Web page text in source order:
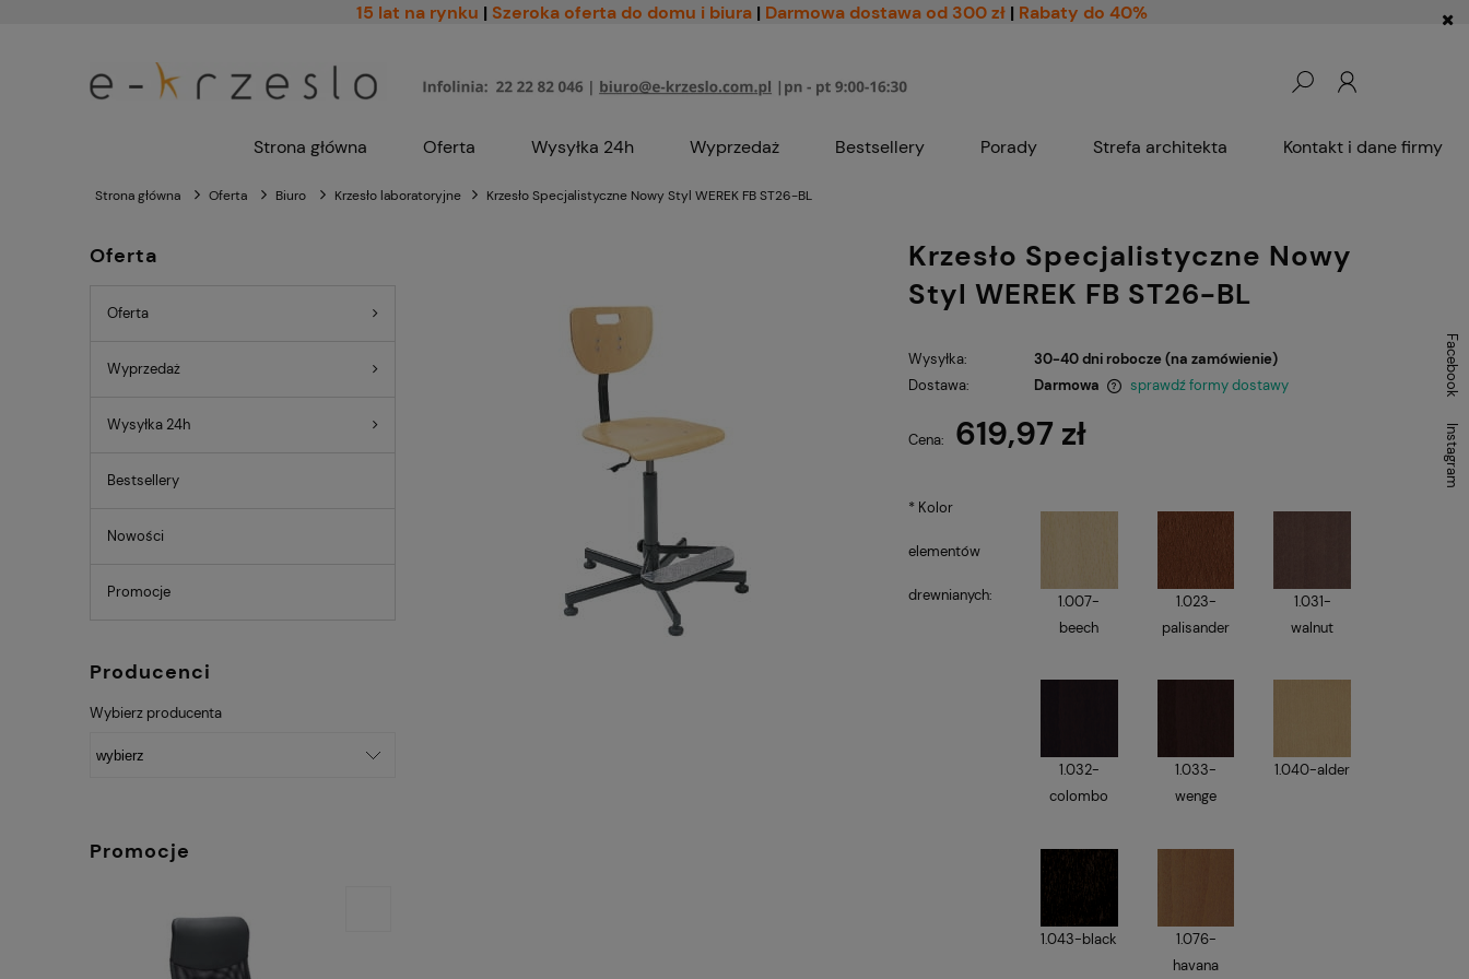
15 lat na rynku | Szeroka oferta do domu i biura | Darmowa dostawa od 300 zł | Rabaty do 40%
Strona główna Oferta Wysyłka 24h Wyprzedaż Bestsellery Porady Strefa architekta Kontakt i dane firmy
Strona główna Oferta Biuro Krzesło laboratoryjne Krzesło Specjalistyczne Nowy Styl WEREK FB ST26-BL
Oferta
Oferta
Wyprzedaż
Wysyłka 24h
Bestsellery
Nowości
Promocje
Producenci
Wybierz producenta
Promocje
Krzesło Specjalistyczne Nowy
Styl WEREK FB ST26-BL
Wysyłka:
30-40 dni robocze (na zamówienie)
Dostawa:
Darmowa
Cena nie zawiera ewentualnych kosztów
sprawdź formy dostawy
Cena: 619,97 zł
* Kolor
elementów
drewnianych:
1.007-
beech
1.023-
palisander
1.031-
walnut
1.032-
colombo
1.033-
wenge
1.040-alder
1.043-black
1.076-
havana
Facebook
Instagram